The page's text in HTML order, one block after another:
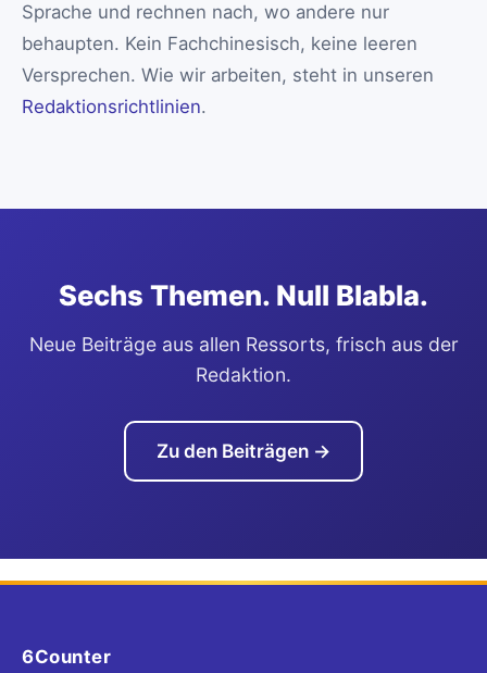
Sprache und rechnen nach, wo andere nur
behaupten. Kein Fachchinesisch, keine leeren
Versprechen. Wie wir arbeiten, steht in unseren
Redaktionsrichtlinien.
Sechs Themen. Null Blabla.
Neue Beiträge aus allen Ressorts, frisch aus der
Redaktion.
Zu den Beiträgen →
6Counter